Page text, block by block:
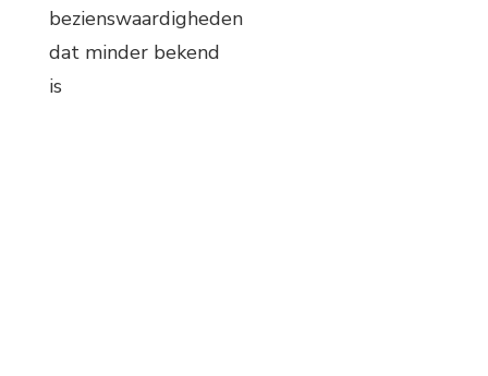
bezienswaardigheden
dat minder bekend
is